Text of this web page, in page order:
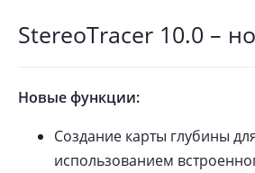
StereoTracer 10.0 –
Новые функции:
Создание карты глубины
использованием